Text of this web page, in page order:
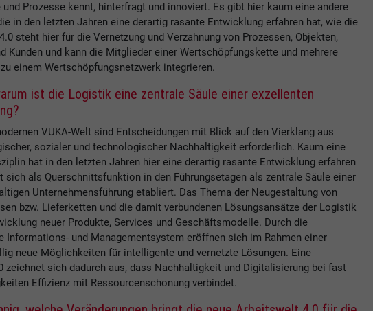
Prozesse kennt, hinterfragt und innoviert. Es gibt hier kaum eine andere
in den letzten Jahren eine derartig rasante Entwicklung erfahren hat, wie die
steht hier für die Vernetzung und Verzahnung von Prozessen, Objekten,
Kunden und kann die Mitglieder einer Wertschöpfungskette und mehrere
einem Wertschöpfungsnetzwerk integrieren.
ist die Logistik eine zentrale Säule einer exzellenten
VUKA-Welt sind Entscheidungen mit Blick auf den Vierklang aus
sozialer und technologischer Nachhaltigkeit erforderlich. Kaum eine
hat in den letzten Jahren hier eine derartig rasante Entwicklung erfahren
sich als Querschnittsfunktion in den Führungsetagen als zentrale Säule einer
Unternehmensführung etabliert. Das Thema der Neugestaltung von
bzw. Lieferketten und die damit verbundenen Lösungsansätze der Logistik
neuer Produkte, Services und Geschäftsmodelle. Durch die
Informations- und Managementsystem eröffnen sich im Rahmen einer
neue Möglichkeiten für intelligente und vernetzte Lösungen. Eine
zeichnet sich dadurch aus, dass Nachhaltigkeit und Digitalisierung bei fast
Effizienz mit Ressourcenschonung verbindet.